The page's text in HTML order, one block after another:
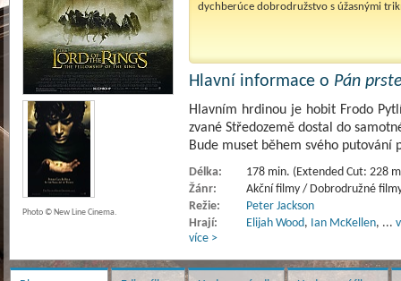
dychberúce dobrodružstvo s úžasnými
Hlavní informace o Pán
Hlavním hrdinou je hobit Frodo
zvané Středozemě dostal do
Bude muset během svého putování
Délka:
178 min. (Extended Cut: 228
Žánr:
Akční filmy / Dobrodružné
Režie:
Peter Jackson
Hrají:
Elijah Wood, Ian McKellen, ...
více >
Photo © New Line Cinema.